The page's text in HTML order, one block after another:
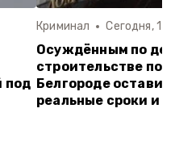
под
Криминал Сегодня,
Осуждённым по
строительстве
Белгороде
реальные сроки и